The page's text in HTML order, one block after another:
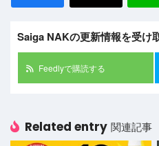
Saiga NAKの更新情報を受け
Feedlyで購読する
Related entry 関連記事